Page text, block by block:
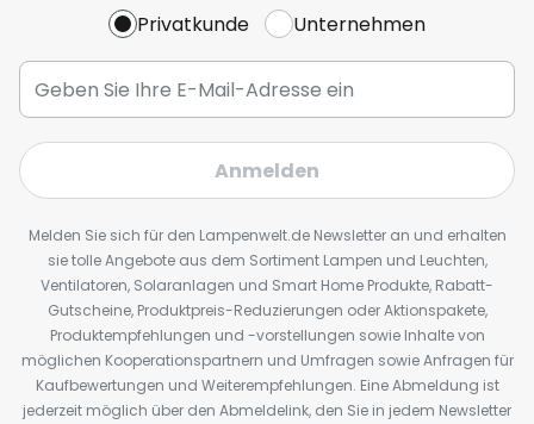
Privatkunde Unternehmen
Anmelden
Melden Sie sich für den Lampenwelt.de Newsletter an und erhalten
sie tolle Angebote aus dem Sortiment Lampen und Leuchten,
Ventilatoren, Solaranlagen und Smart Home Produkte, Rabatt-
Gutscheine, Produktpreis-Reduzierungen oder Aktionspakete,
Produktempfehlungen und -vorstellungen sowie Inhalte von
möglichen Kooperationspartnern und Umfragen sowie Anfragen für
Kaufbewertungen und Weiterempfehlungen. Eine Abmeldung ist
jederzeit möglich über den Abmeldelink, den Sie in jedem Newsletter